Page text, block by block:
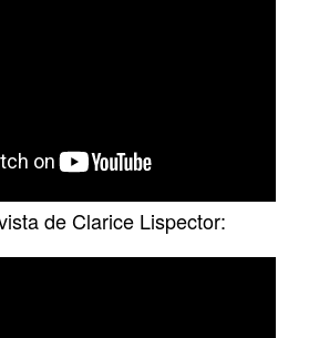
de Clarice Lispector: